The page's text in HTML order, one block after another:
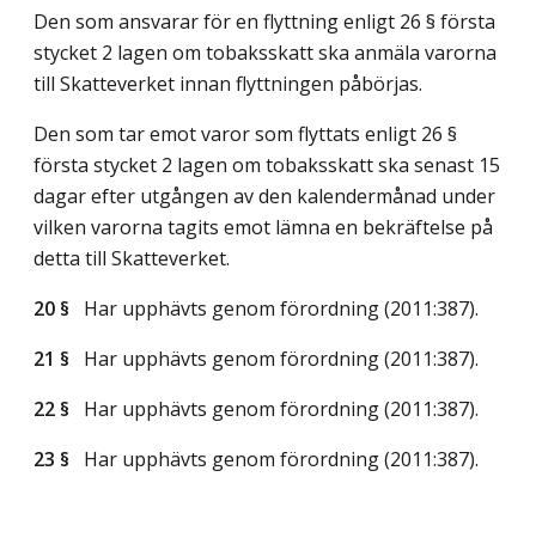
Den som ansvarar för en flyttning enligt 26 § första
stycket 2 lagen om tobaksskatt ska anmäla varorna
till Skatteverket innan flyttningen påbörjas.
Den som tar emot varor som flyttats enligt 26 §
första stycket 2 lagen om tobaksskatt ska senast 15
dagar efter utgången av den kalendermånad under
vilken varorna tagits emot lämna en bekräftelse på
detta till Skatteverket.
20 § Har upphävts genom förordning (2011:387).
21 § Har upphävts genom förordning (2011:387).
22 § Har upphävts genom förordning (2011:387).
23 § Har upphävts genom förordning (2011:387).